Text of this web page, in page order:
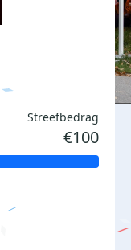
Streefbedrag
€100